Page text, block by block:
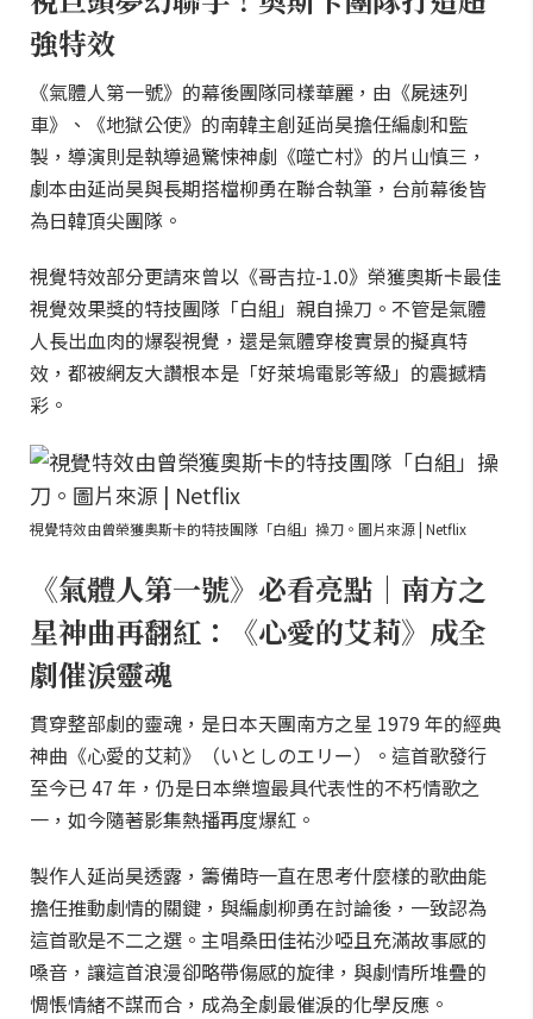
強特效
《氣體人第一號》的幕後團隊同樣華麗，由《屍速列
車》、《地獄公使》的南韓主創延尚昊擔任編劇和監
製，導演則是執導過驚悚神劇《噬亡村》的片山慎三，
劇本由延尚昊與長期搭檔柳勇在聯合執筆，台前幕後皆
為日韓頂尖團隊。
視覺特效部分更請來曾以《哥吉拉-1.0》榮獲奧斯卡最佳
視覺效果獎的特技團隊「白組」親自操刀。不管是氣體
人長出血肉的爆裂視覺，還是氣體穿梭實景的擬真特
效，都被網友大讚根本是「好萊塢電影等級」的震撼精
彩。
視覺特效由曾榮獲奧斯卡的特技團隊「白組」操刀。圖片來源 | Netflix
《氣體人第一號》必看亮點｜南方之
星神曲再翻紅：《心愛的艾莉》成全
劇催淚靈魂
貫穿整部劇的靈魂，是日本天團南方之星 1979 年的經典
神曲《心愛的艾莉》（いとしのエリー）。這首歌發行
至今已 47 年，仍是日本樂壇最具代表性的不朽情歌之
一，如今隨著影集熱播再度爆紅。
製作人延尚昊透露，籌備時一直在思考什麼樣的歌曲能
擔任推動劇情的關鍵，與編劇柳勇在討論後，一致認為
這首歌是不二之選。主唱桑田佳祐沙啞且充滿故事感的
嗓音，讓這首浪漫卻略帶傷感的旋律，與劇情所堆疊的
惆悵情緒不謀而合，成為全劇最催淚的化學反應。